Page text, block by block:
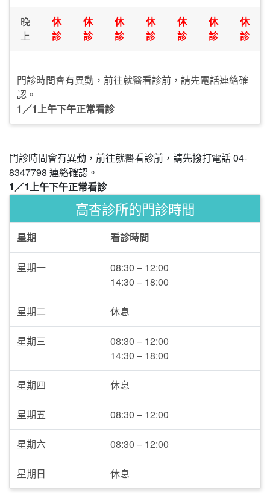
晚
上
休
診
休
診
休
診
休
診
休
診
休
診
休
診
門診時間會有異動，前往就醫看診前，請先電話連絡確
認。
1／1上午下午正常看診
門診時間會有異動，前往就醫看診前，請先撥打電話 04-
8347798 連絡確認。
1／1上午下午正常看診
高杏診所的門診時間
星期 看診時間
星期一
08:30 – 12:00
14:30 – 18:00
星期二 休息
星期三
08:30 – 12:00
14:30 – 18:00
星期四 休息
星期五 08:30 – 12:00
星期六 08:30 – 12:00
星期日 休息